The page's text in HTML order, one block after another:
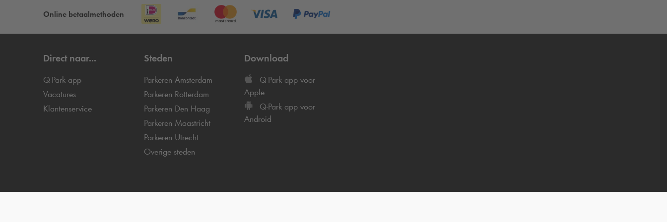
Online betaalmethoden
Direct naar...
Q-Park app
Vacatures
Klantenservice
Steden
Parkeren Amsterdam
Parkeren Rotterdam
Parkeren Den Haag
Parkeren Maastricht
Parkeren Utrecht
Overige steden
Download
Q-Park app voor
Apple
Q-Park app voor
Android